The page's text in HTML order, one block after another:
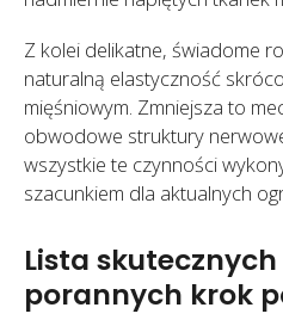
Z kolei delikatne, świadome
naturalną elastyczność
mięśniowym. Zmniejsza to
obwodowe struktury
wszystkie te czynności
szacunkiem dla aktualnych
Lista skutecznych
porannych krok